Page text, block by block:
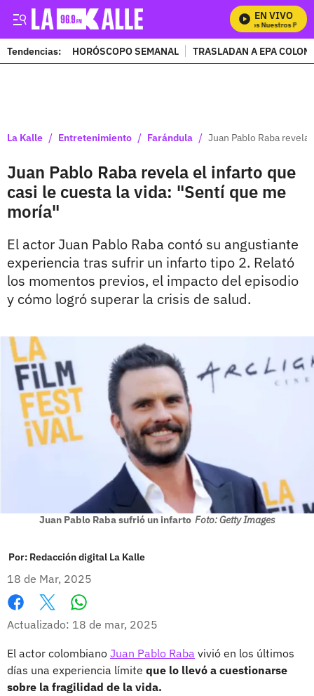
EN VIVO
Mira Todos Nuestros
Tendencias: HORÓSCOPO SEMANAL TRASLADAN A EPA
La Kalle / Entretenimiento / Farándula / Juan Pablo Raba
Juan Pablo Raba revela el infarto que
casi le cuesta la vida: "Sentí que me
moría"
El actor Juan Pablo Raba contó su angustiante
experiencia tras sufrir un infarto tipo 2. Relató
los momentos previos, el impacto del episodio
y cómo logró superar la crisis de salud.
Juan Pablo Raba sufrió un infarto Foto: Getty Images
Por: Redacción digital La Kalle
18 de Mar, 2025
Facebook
X
Actualizado: 18 de mar, 2025
El actor colombiano Juan Pablo Raba vivió en los últimos
días una experiencia límite que lo llevó a cuestionarse
sobre la fragilidad de la vida.